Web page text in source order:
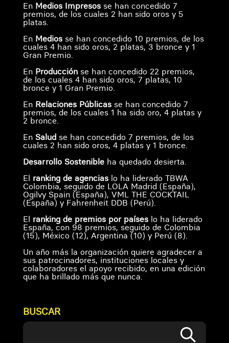
En Medios Impresosse han concedido 7
premios, de los cuales 2 han sido oros y 5
platas.
En Mediosse han concedido 10 premios, de los
cuales 4 han sido oros, 2 platas, 3 bronce y 1
Gran Premio.
En Producciónse han concedido 22 premios,
de los cuales 4 han sido oros, 7 platas, 10
bronce y 1 Gran Premio.
En Relaciones Públicasse han concedido 7
premios, de los cuales 1 ha sido oro, 4 platas y
2 bronce.
En Saludse han concedido 7 premios, de los
cuales 2 han sido oros, 4 platas y 1 bronce.
Desarrollo Sostenibleha quedado desierta.
El ranking de agenciaslo ha liderado TBWA
Colombia, seguido de LOLA Madrid (España),
Ogilvy Spain (España), VML THE COCKTAIL
(España) y Fahrenheit DDB (Perú).
El ranking de premios por paíseslo ha liderado
España, con 98 premios, seguido de Colombia
(15), México (12), Argentina (10) y Perú (8).
Un año más la organización quiere agradecer a
sus patrocinadores, instituciones locales y
colaboradores el apoyo recibido, en una edición
que ha brillado más que nunca.
BUSCAR